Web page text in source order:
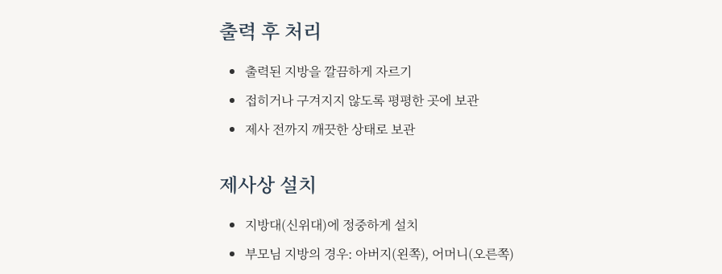
출력 후 처리
출력된 지방을 깔끔하게 자르기
접히거나 구겨지지 않도록 평평한 곳에 보관
제사 전까지 깨끗한 상태로 보관
제사상 설치
지방대(신위대)에 정중하게 설치
부모님 지방의 경우: 아버지(왼쪽), 어머니(오른쪽)